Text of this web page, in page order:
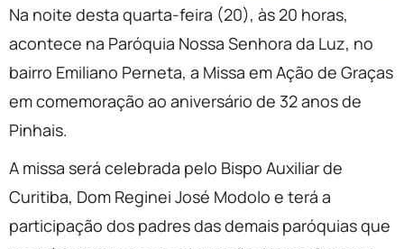
Na noite desta quarta-feira (20), às 20 horas,
acontece na Paróquia Nossa Senhora da Luz, no
bairro Emiliano Perneta, a Missa em Ação de Graças
em comemoração ao aniversário de 32 anos de
Pinhais.
A missa será celebrada pelo Bispo Auxiliar de
Curitiba, Dom Reginei José Modolo e terá a
participação dos padres das demais paróquias que